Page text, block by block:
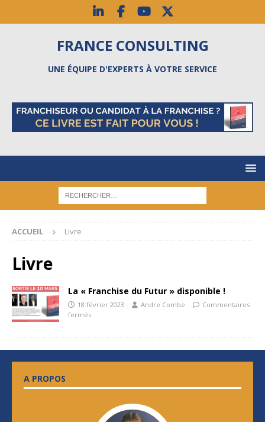
FRANCE CONSULTING
UNE ÉQUIPE D'EXPERTS À VOTRE SERVICE
ACCUEIL Livre
Livre
La « Franchise du Futur » disponible !
18 février 2023 Andre Combe
Commentaires
fermés
A PROPOS